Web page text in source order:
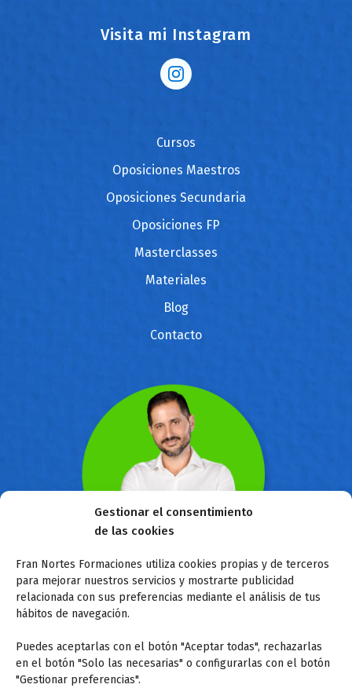
Gestionar el consentimiento
de las cookies
Fran Nortes Formaciones utiliza cookies propias y de terceros
para mejorar nuestros servicios y mostrarte publicidad
relacionada con sus preferencias mediante el análisis de tus
hábitos de navegación.
Puedes aceptarlas con el botón "Aceptar todas", rechazarlas
en el botón "Solo las necesarias" o configurarlas con el botón
"Gestionar preferencias".
Visita mi Instagram
Cursos
Oposiciones Maestros
Oposiciones Secundaria
Oposiciones FP
Masterclasses
Materiales
Blog
Contacto
Sobre mí
preparador de oposiciones junto a mi equipo de
Inspectores de Educación y profesores. Somos
expertos en legislación educativa e impartimos